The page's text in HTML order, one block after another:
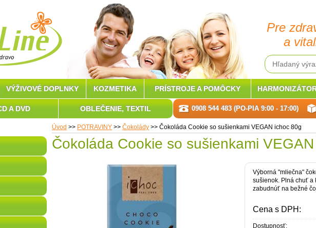
Pre
a
Úvod >> POTRAVINY >> Čokolády >> Čokoláda Cookie so sušienkami VEGAN ichoc 80g
Čokoláda Cookie so sušienkami
Výborná "mliečna"
sušienok. Plná chuť a
zabudnúť na bežné
Cena s DPH:
Dostupnosť:
VÝŽIVOVÉ DOPLNKY KOZMETIKA PRÍSTROJE A POMÔCKY
A DVD OBLEČENIE, TEXTIL 0908 544 483 (PO-PIA 9:00 - 17:00)